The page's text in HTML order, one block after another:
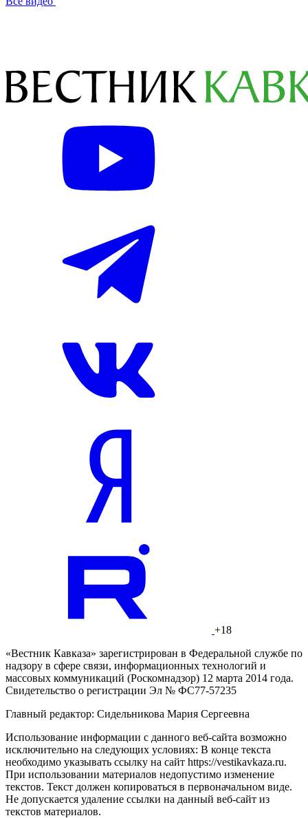
+18
«Вестник Кавказа» зарегистрирован в Федеральной службе по
надзору в сфере связи, информационных технологий и
массовых коммуникаций (Роскомнадзор) 12 марта 2014 года.
Свидетельство о регистрации Эл № ФС77-57235
Главный редактор: Сидельникова Мария Сергеевна
Использование информации с данного веб-сайта возможно
исключительно на следующих условиях: В конце текста
необходимо указывать ссылку на сайт https://vestikavkaza.ru.
При использовании материалов недопустимо изменение
текстов. Текст должен копироваться в первоначальном виде.
Не допускается удаление ссылки на данный веб-сайт из
текстов материалов.